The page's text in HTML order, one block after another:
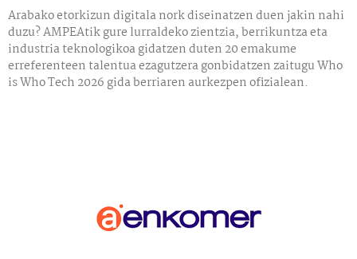
Arabako etorkizun digitala nork diseinatzen duen jakin nahi
duzu? AMPEAtik gure lurraldeko zientzia, berrikuntza eta
industria teknologikoa gidatzen duten 20 emakume
erreferenteen talentua ezagutzera gonbidatzen zaitugu Who
is Who Tech 2026 gida berriaren aurkezpen ofizialean.